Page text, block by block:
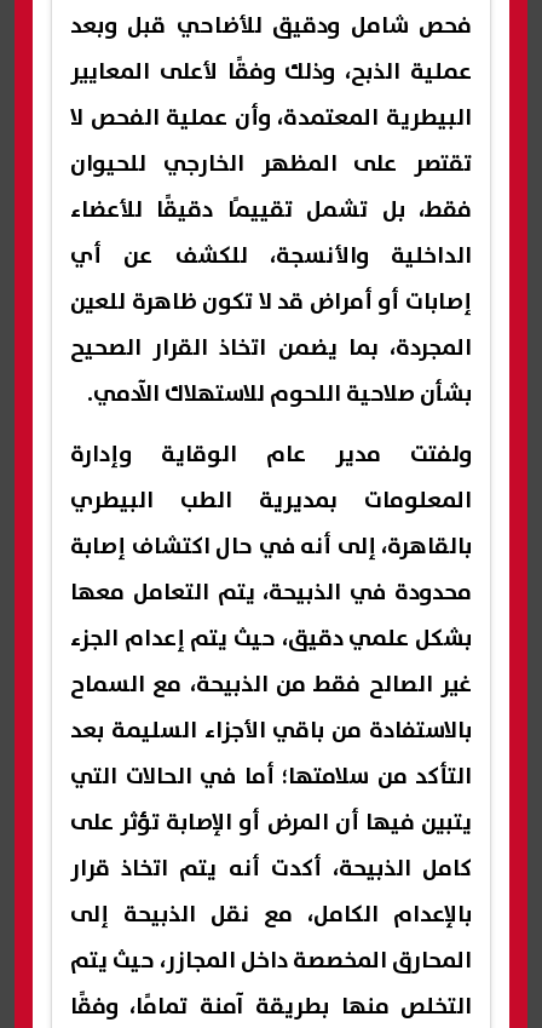
فحص شامل ودقيق للأضاحي قبل وبعد
عملية الذبح، وذلك وفقًا لأعلى المعايير
البيطرية المعتمدة، وأن عملية الفحص لا
تقتصر على المظهر الخارجي للحيوان
فقط، بل تشمل تقييمًا دقيقًا للأعضاء
الداخلية والأنسجة، للكشف عن أي
إصابات أو أمراض قد لا تكون ظاهرة للعين
المجردة، بما يضمن اتخاذ القرار الصحيح
بشأن صلاحية اللحوم للاستهلاك الآدمي.
ولفتت مدير عام الوقاية وإدارة
المعلومات بمديرية الطب البيطري
بالقاهرة، إلى أنه في حال اكتشاف إصابة
محدودة في الذبيحة، يتم التعامل معها
بشكل علمي دقيق، حيث يتم إعدام الجزء
غير الصالح فقط من الذبيحة، مع السماح
بالاستفادة من باقي الأجزاء السليمة بعد
التأكد من سلامتها؛ أما في الحالات التي
يتبين فيها أن المرض أو الإصابة تؤثر على
كامل الذبيحة، أكدت أنه يتم اتخاذ قرار
بالإعدام الكامل، مع نقل الذبيحة إلى
المحارق المخصصة داخل المجازر، حيث يتم
التخلص منها بطريقة آمنة تمامًا، وفقًا